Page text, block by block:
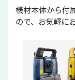
機材本体から付
ので、お気軽に